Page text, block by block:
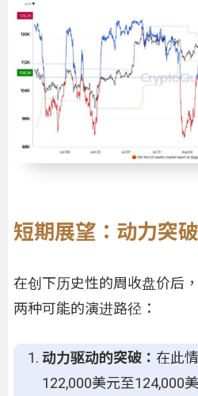
短期展望：动力突
在创下历史性的周收盘价后
两种可能的演进路径：
动力驱动的突破： 在此
122,000美元至124,000